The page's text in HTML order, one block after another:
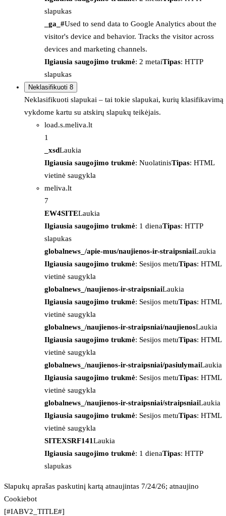
slapukas
_ga_#Used to send data to Google Analytics about the
visitor's device and behavior. Tracks the visitor across
devices and marketing channels.
Ilgiausia saugojimo trukmė: 2 metaiTipas: HTTP
slapukas
Neklasifikuoti 8
Neklasifikuoti slapukai – tai tokie slapukai, kurių klasifikavimą
vykdome kartu su atskirų slapukų teikėjais.
load.s.meliva.lt
1
_xsdLaukia
Ilgiausia saugojimo trukmė: NuolatinisTipas: HTML
vietinė saugykla
meliva.lt
7
EW4SITELaukia
Ilgiausia saugojimo trukmė: 1 dienaTipas: HTTP
slapukas
globalnews_/apie-mus/naujienos-ir-straipsniaiLaukia
Ilgiausia saugojimo trukmė: Sesijos metuTipas: HTML
vietinė saugykla
globalnews_/naujienos-ir-straipsniaiLaukia
Ilgiausia saugojimo trukmė: Sesijos metuTipas: HTML
vietinė saugykla
globalnews_/naujienos-ir-straipsniai/naujienosLaukia
Ilgiausia saugojimo trukmė: Sesijos metuTipas: HTML
vietinė saugykla
globalnews_/naujienos-ir-straipsniai/pasiulymaiLaukia
Ilgiausia saugojimo trukmė: Sesijos metuTipas: HTML
vietinė saugykla
globalnews_/naujienos-ir-straipsniai/straipsniaiLaukia
Ilgiausia saugojimo trukmė: Sesijos metuTipas: HTML
vietinė saugykla
SITEXSRF141Laukia
Ilgiausia saugojimo trukmė: 1 dienaTipas: HTTP
slapukas
Slapukų aprašas paskutinį kartą atnaujintas 7/24/26; atnaujino
Cookiebot
[#IABV2_TITLE#]